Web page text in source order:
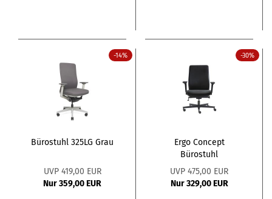
-14%
Bürostuhl 325LG Grau
UVP 419,00 EUR
Nur 359,00 EUR
-30%
Ergo Concept
Bürostuhl
UVP 475,00 EUR
Nur 329,00 EUR